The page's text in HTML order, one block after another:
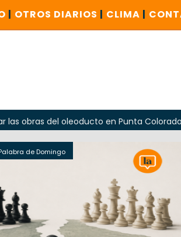
| OTROS DIARIOS | CLIMA |
oleoducto en Punta Colorada
de Domingo